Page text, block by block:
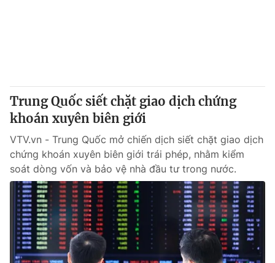
Trung Quốc siết chặt giao dịch chứng
khoán xuyên biên giới
VTV.vn - Trung Quốc mở chiến dịch siết chặt giao dịch
chứng khoán xuyên biên giới trái phép, nhằm kiểm
soát dòng vốn và bảo vệ nhà đầu tư trong nước.